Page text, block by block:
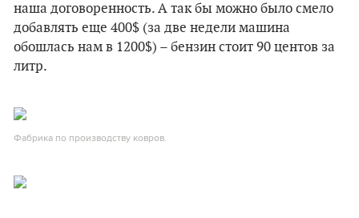
наша договоренность. А так бы можно было смело
добавлять еще 400$ (за две недели машина
обошлась нам в 1200$) – бензин стоит 90 центов за
литр.
Фабрика по производству ковров.